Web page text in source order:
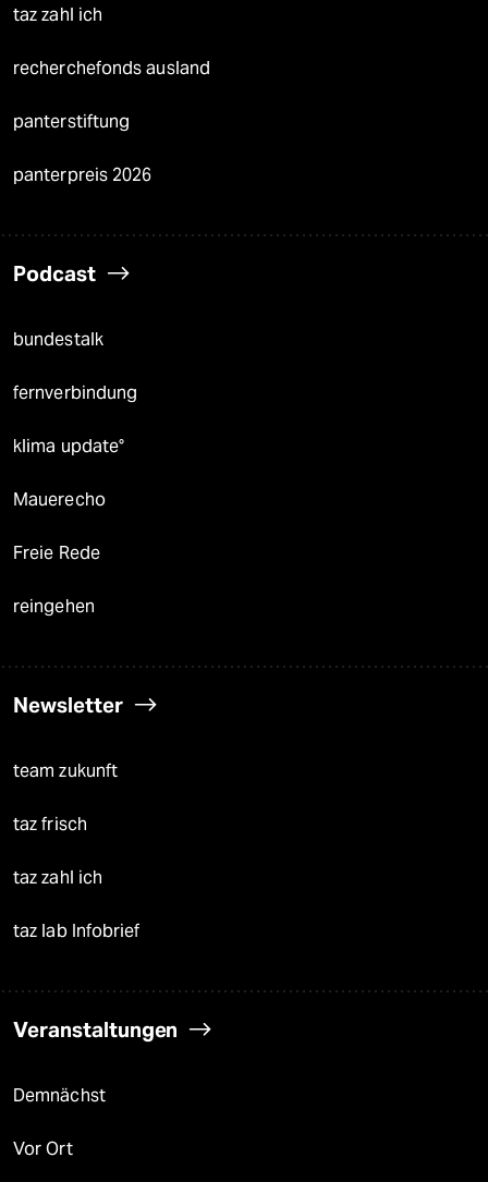
taz zahl ich
recherchefonds ausland
panterstiftung
panterpreis 2026
Podcast
bundestalk
fernverbindung
klima update°
Mauerecho
Freie Rede
reingehen
Newsletter
team zukunft
taz frisch
taz zahl ich
taz lab Infobrief
Veranstaltungen
Demnächst
Vor Ort